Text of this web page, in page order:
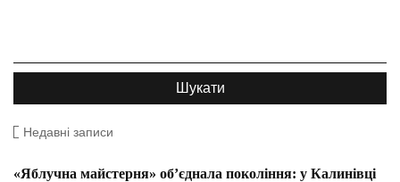
Недавні записи
«Яблучна майстерня» об’єднала покоління: у Калинівці